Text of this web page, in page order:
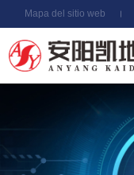
Mapa del sitio web